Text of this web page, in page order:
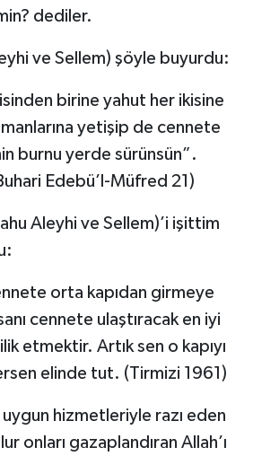
dediler.
ve Sellem) şöyle buyurdu:
birine yahut her ikisine
yetişip de cennete
burnu yerde sürünsün”.
Edebü’l-Müfred 21)
Aleyhi ve Sellem)’i işittim
orta kapıdan girmeye
cennete ulaştıracak en iyi
etmektir. Artık sen o kapıyı
elinde tut. (Tirmizi 1961)
uygun hizmetleriyle razı eden
onları gazaplandıran Allah’ı